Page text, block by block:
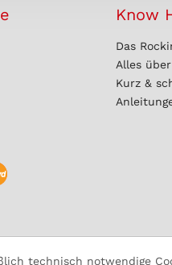
Know
Das
Alles
Kurz &
technisch notwendige